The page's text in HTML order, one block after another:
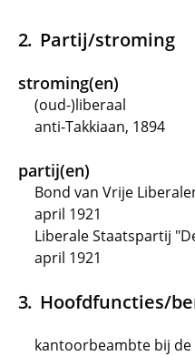
Partij/stroming
stroming(en)
(oud-)liberaal
anti-Takkiaan, 1894
partij(en)
Bond van Vrije
april 1921
Liberale Staatspartij
april 1921
Hoofdfuncties/
kantoorbeambte bij de